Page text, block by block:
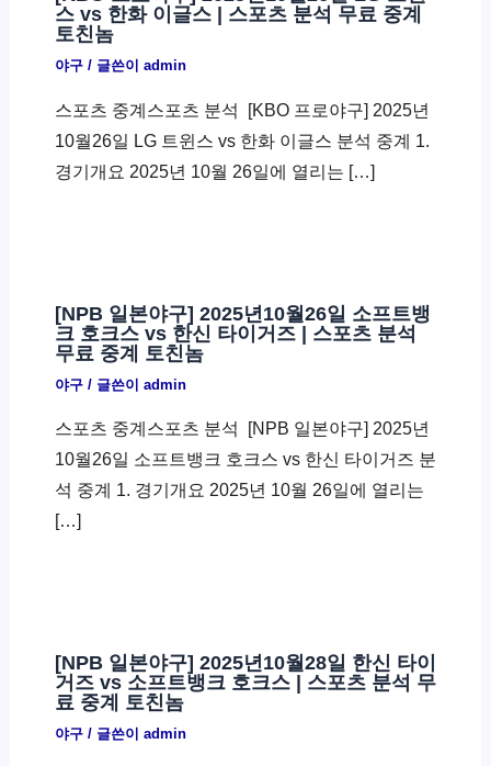
스 vs 한화 이글스 | 스포츠 분석 무료 중계
토친놈
야구/ 글쓴이 admin
스포츠 중계스포츠 분석 ​ [KBO 프로야구] 2025년
10월26일 LG 트윈스 vs 한화 이글스 분석 중계 1.
경기개요 2025년 10월 26일에 열리는 […]
[NPB 일본야구] 2025년10월26일 소프트뱅
크 호크스 vs 한신 타이거즈 | 스포츠 분석
무료 중계 토친놈
야구/ 글쓴이 admin
스포츠 중계스포츠 분석 ​ [NPB 일본야구] 2025년
10월26일 소프트뱅크 호크스 vs 한신 타이거즈 분
석 중계 1. 경기개요 2025년 10월 26일에 열리는
[…]
[NPB 일본야구] 2025년10월28일 한신 타이
거즈 vs 소프트뱅크 호크스 | 스포츠 분석 무
료 중계 토친놈
야구/ 글쓴이 admin